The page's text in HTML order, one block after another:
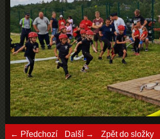
← Předchozí Další → Zpět do složky